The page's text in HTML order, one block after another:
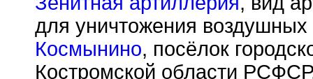
для уничтожения воздушных
Космынино, посёлок
Костромской области